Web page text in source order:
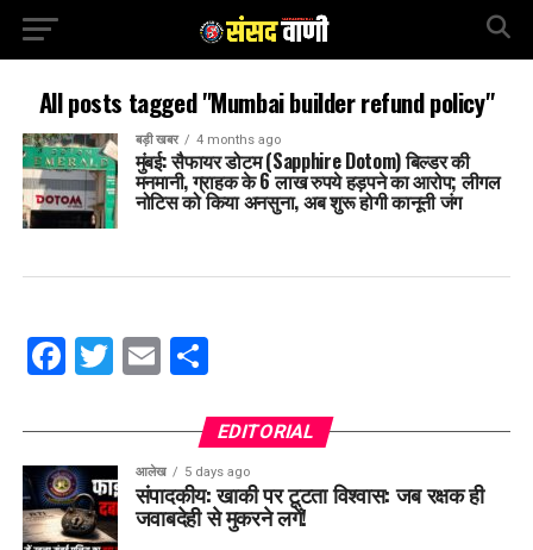
All posts tagged "Mumbai builder refund policy"
बड़ी खबर 4 months ago
मुंबई: सैफायर डोटम (Sapphire Dotom) बिल्डर की
मनमानी, ग्राहक के 6 लाख रुपये हड़पने का आरोप; लीगल
नोटिस को किया अनसुना, अब शुरू होगी कानूनी जंग
Facebook
Twitter
EmailShare
EDITORIAL
आलेख 5 days ago
संपादकीय: खाकी पर टूटता विश्वास: जब रक्षक ही
जवाबदेही से मुकरने लगें!